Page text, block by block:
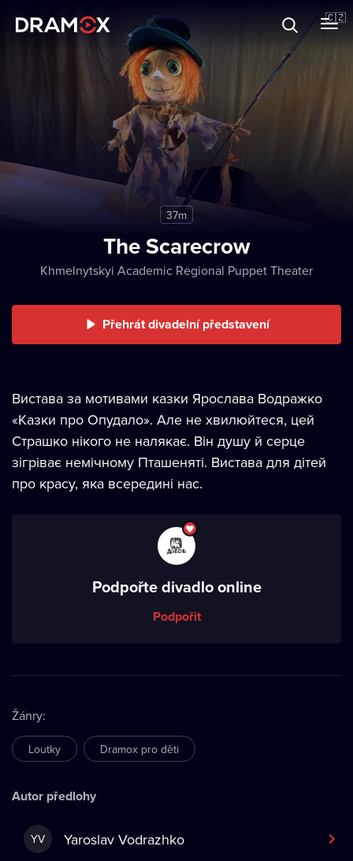
🇨🇿
Dárkové poukazy
Registrujte se
37m
The Scarecrow
Khmelnytskyi Academic Regional Puppet Theater
Přehrát divadelní představení
Вистава за мотивами казки Ярослава Водражко
«Казки про Опудало». Але не хвилюйтеся, цей
Страшко нікого не налякає. Він душу й серце
зігріває немічному Пташеняті. Вистава для дітей
про красу, яка всередині нас.
Podpořte divadlo online
Podpořit
Žánry:
Loutky Dramox pro děti
Autor předlohy
YV Yaroslav Vodrazhko